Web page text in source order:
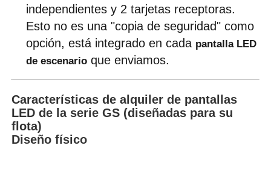
Pantalla LED SMD
Tabla de visualización LED exterior
cartelera led exterior
independientes y 2 tarjetas receptoras.
Esto no es una "copia de seguridad" como
opción, está integrado en cada pantalla LED
de escenario que enviamos.
Características de alquiler de pantallas
LED de la serie GS (diseñadas para su
flota)
Diseño físico